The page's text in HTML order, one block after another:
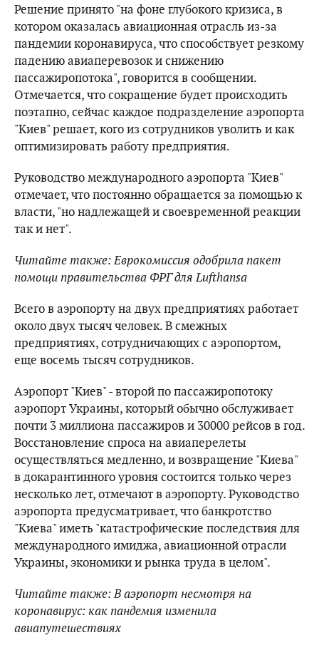
Решение принято "на фоне глубокого кризиса, в
котором оказалась авиационная отрасль из-за
пандемии коронавируса, что способствует резкому
падению авиаперевозок и снижению
пассажиропотока", говорится в сообщении.
Отмечается, что сокращение будет происходить
поэтапно, сейчас каждое подразделение аэропорта
"Киев" решает, кого из сотрудников уволить и как
оптимизировать работу предприятия.
Руководство международного аэропорта "Киев"
отмечает, что постоянно обращается за помощью к
власти, "но надлежащей и своевременной реакции
так и нет".
Читайте также: Еврокомиссия одобрила пакет
помощи правительства ФРГ для Lufthansa
Всего в аэропорту на двух предприятиях работает
около двух тысяч человек. В смежных
предприятиях, сотрудничающих с аэропортом,
еще восемь тысяч сотрудников.
Аэропорт "Киев" - второй по пассажиропотоку
аэропорт Украины, который обычно обслуживает
почти 3 миллиона пассажиров и 30000 рейсов в год.
Восстановление спроса на авиаперелеты
осуществляться медленно, и возвращение "Киева"
в докарантинного уровня состоится только через
несколько лет, отмечают в аэропорту. Руководство
аэропорта предусматривает, что банкротство
"Киева" иметь "катастрофические последствия для
международного имиджа, авиационной отрасли
Украины, экономики и рынка труда в целом".
Читайте также: В аэропорт несмотря на
коронавирус: как пандемия изменила
авиапутешествиях